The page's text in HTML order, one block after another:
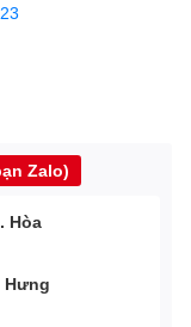
Zalo)
Hòa
Hưng